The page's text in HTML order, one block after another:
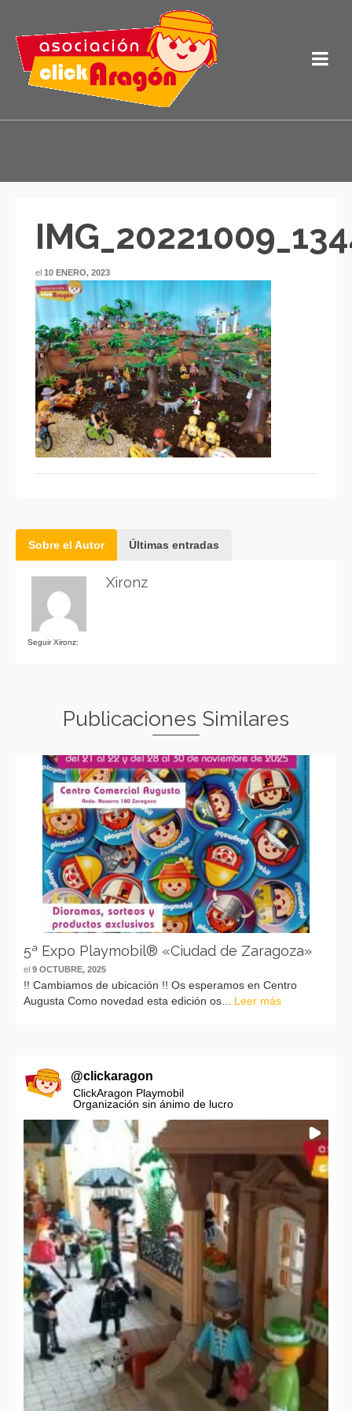
el 10 ENERO, 2023
Sobre el Autor Últimas entradas
Seguir Xironz:
Xironz
Publicaciones Similares
5ª Expo Playmobil® «Ciudad de Zaragoza»
el 9 OCTUBRE, 2025
!! Cambiamos de ubicación !! Os esperamos en Centro
Augusta Como novedad esta edición os... Leer más
@clickaragon
ClickAragon Playmobil
Organización sin ánimo de lucro